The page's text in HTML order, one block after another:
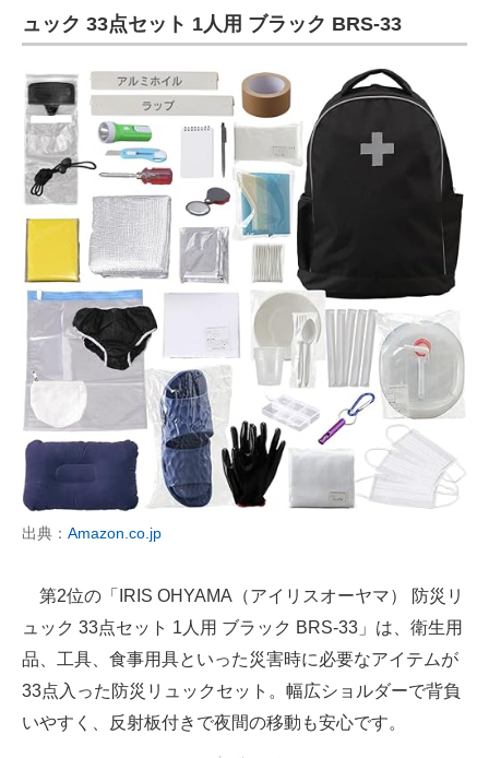
ュック 33点セット 1人用 ブラック BRS-33
出典： Amazon.co.jp
第2位の「IRIS OHYAMA（アイリスオーヤマ） 防災リ
ュック 33点セット 1人用 ブラック BRS-33」は、衛生用
品、工具、食事用具といった災害時に必要なアイテムが
33点入った防災リュックセット。幅広ショルダーで背負
いやすく、反射板付きで夜間の移動も安心です。